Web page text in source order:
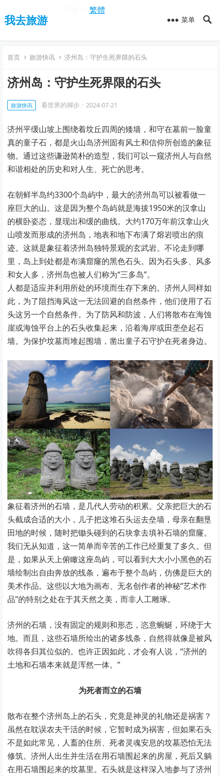
繁體
我去旅游 菜单
首页 旅游快讯 济州岛：守护生死界限的石头
济州岛：守护生死界限的石头
旅游快讯 看世界的脚步 · 2024-07-21
济州平缓山坡上围绕着坟丘四周的矮墙，和守在墓前一脸童
真的童子石，都是火山岛济州固有风土和信仰所创造的象征
物。通过这些谦逊简朴的造型，我们可以一窥济州人与自然
和谐相处的历史和对人生、死亡的思考。
在朝鲜半岛约3300个岛屿中，最大的济州岛可以被看做一
座巨大的山。这是因为整个岛屿就是海拔1950米的汉拿山
的横卧姿态，显现出和缓的曲线。大约170万年前汉拿山火
山喷发而形成的济州岛，地表和地下布满了熔岩喷出的痕
迹。这就是象征着济州岛独特景观的玄武岩。不论走到哪
里，岛上到处都是布满窟窿的黑色石头。因为石头多、风多
和女人多，济州岛也被人们称为“三多岛”。
人都是适应并利用所处的环境而生存下来的。济州人同样如
此，为了阻挡海风这一无法回避的自然条件，他们使用了石
头这另一个自然条件。为了防风和防波，人们将散布在海蚀
崖或海蚀平台上的石头收集起来，沿着海岸或田垄垒起石
墙。为保护坟墓而堆起围墙，凿出童子石守护在死者身边。
象征着济州的石墙，是几代人劳动的积累。父亲把巨大的石
头截成合适的大小，儿子把这堆石头运去垒墙，母亲在翻垦
田地的时候，随时把锄头碰到的石块拿去填补石墙的窟窿。
我们无从知道，这一简单而辛苦的工作已经重复了多久。但
是，如果从天上俯瞰这座岛屿，可以看到大大小小黑色的石
墙绘制出自由奔放的线条，遍布于整个岛屿，仿佛是巨大的
美术作品。这些以大地为画布、无名创作者的神秘“艺术作
品”的特别之处在于其天然之美，而非人工雕琢。
济州的石墙，没有固定的规则和形态，恣意蜿蜒，环绕于大
地。而且，这些石墙所绘出的诸多线条，自然得就像是被风
吹得各归其位似的。也许正因如此，才会有人说，“济州的
土地和石墙本来就是浑然一体。”
为死者而立的石墙
散布在整个济州岛上的石头，究竟是神灵的礼物还是祸害？
虽然在耽误农夫干活的时候，它暂时成为祸害，但如果石头
不是如此常见，人畜的住所、死者灵魂安息的坟墓恐怕无法
修筑。济州人出生并生活在用石墙围起来的房屋，死后又躺
在用石墙围起来的坟墓里。石头就是这样深入地参与了济州